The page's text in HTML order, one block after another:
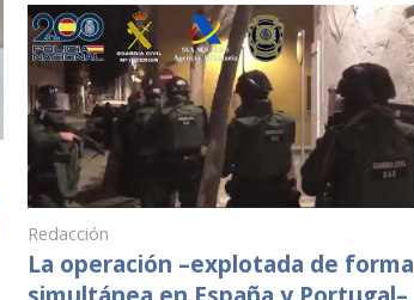
Redacción
La operación –explotada de forma